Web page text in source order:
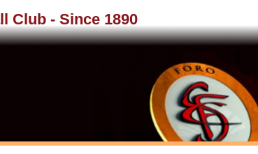
Club - Since 1890